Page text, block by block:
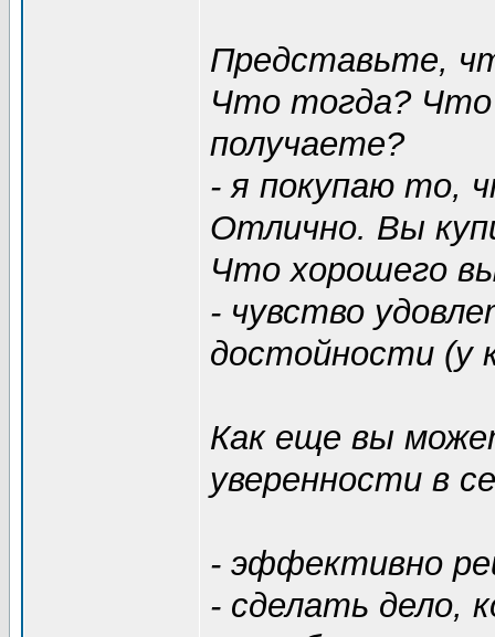
Представьте,
Что тогда?
получаете?
- я покупаю то,
Отлично. Вы
Что хорошего
- чувство
достойности (у
Как еще вы
уверенности в
- эффективно
- сделать дело,